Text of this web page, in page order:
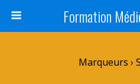
Formation
Marqueurs ›